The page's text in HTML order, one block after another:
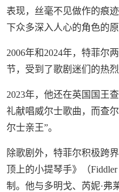
表现，丝毫不见做作的痕
下众多深入人心的角色的原
2006年和2024年，特菲尔
节，受到了歌剧迷们的热烈
2023年，他还在英国国王
礼献唱威尔士歌曲，而查
尔士亲王”。
除歌剧外，特菲尔积极跨
顶上的小提琴手》（
制。他与多明戈、芮妮·弗